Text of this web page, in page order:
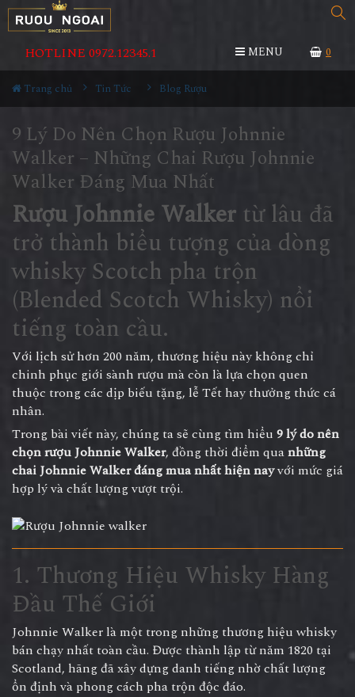
0
HOTLINE 0972.12345.1 MENU
Trang chủ Tin Tức Blog Rượu
9 Lý Do Nên Chọn Rượu Johnnie
Walker – Những Chai Rượu Johnnie
Walker Đáng Mua Nhất
Rượu Johnnie Walker từ lâu đã
trở thành biểu tượng của dòng
whisky Scotch pha trộn
(Blended Scotch Whisky) nổi
tiếng toàn cầu.
Với lịch sử hơn 200 năm, thương hiệu này không chỉ
chinh phục giới sành rượu mà còn là lựa chọn quen
thuộc trong các dịp biếu tặng, lễ Tết hay thưởng thức cá
nhân.
Trong bài viết này, chúng ta sẽ cùng tìm hiểu 9 lý do nên
chọn rượu Johnnie Walker, đồng thời điểm quanhững
chai Johnnie Walker đáng mua nhất hiện nayvới mức giá
hợp lý và chất lượng vượt trội.
1. Thương Hiệu Whisky Hàng
Đầu Thế Giới
Johnnie Walker là một trong những thương hiệu whisky
bán chạy nhất toàn cầu. Được thành lập từ năm 1820 tại
Scotland, hãng đã xây dựng danh tiếng nhờ chất lượng
ổn định và phong cách pha trộn độc đáo.